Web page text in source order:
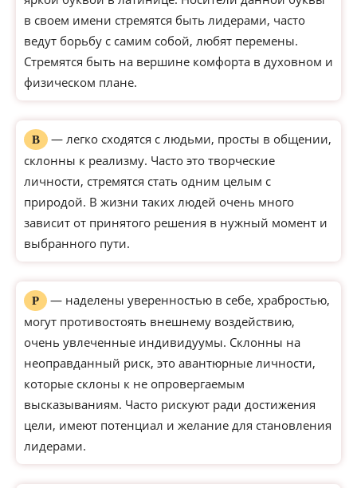
в своем имени стремятся быть лидерами, часто
ведут борьбу с самим собой, любят перемены.
Стремятся быть на вершине комфорта в духовном и
физическом плане.
В
— легко сходятся с людьми, просты в общении,
склонны к реализму. Часто это творческие
личности, стремятся стать одним целым с
природой. В жизни таких людей очень много
зависит от принятого решения в нужный момент и
выбранного пути.
Р
— наделены уверенностью в себе, храбростью,
могут противостоять внешнему воздействию,
очень увлеченные индивидуумы. Склонны на
неоправданный риск, это авантюрные личности,
которые склоны к не опровергаемым
высказываниям. Часто рискуют ради достижения
цели, имеют потенциал и желание для становления
лидерами.